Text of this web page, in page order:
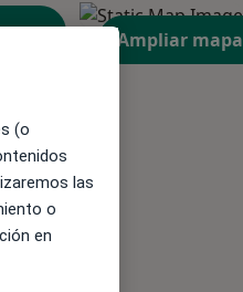
Ampliar mapa
(o
las
o
en